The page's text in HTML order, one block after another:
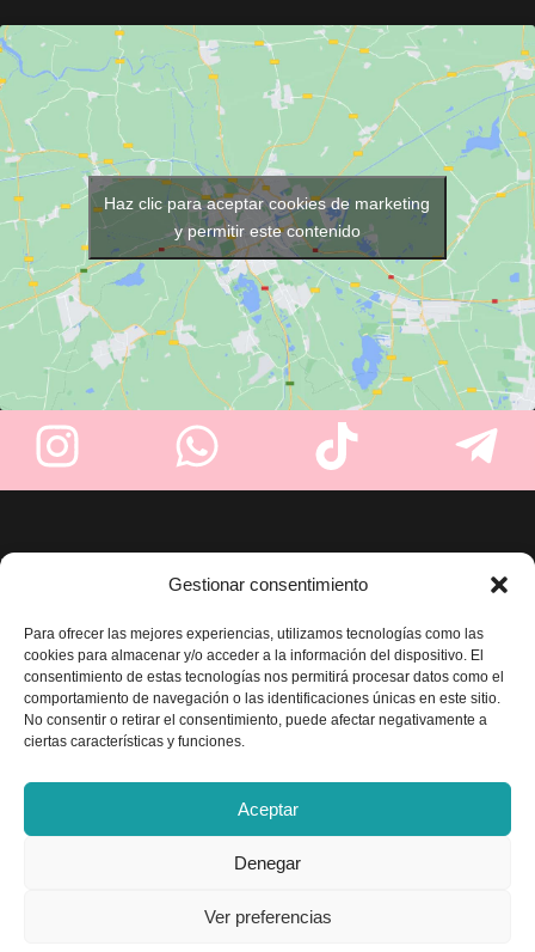
Gestionar consentimiento
Para ofrecer las mejores experiencias, utilizamos tecnologías como las
cookies para almacenar y/o acceder a la información del dispositivo. El
consentimiento de estas tecnologías nos permitirá procesar datos como el
comportamiento de navegación o las identificaciones únicas en este sitio.
No consentir o retirar el consentimiento, puede afectar negativamente a
ciertas características y funciones.
Aceptar
Denegar
Ver preferencias
Haz clic para aceptar cookies de marketing
y permitir este contenido
Enlaces
Tienda
Blog
Contacte con nosotros
Legal
Política de privacidad